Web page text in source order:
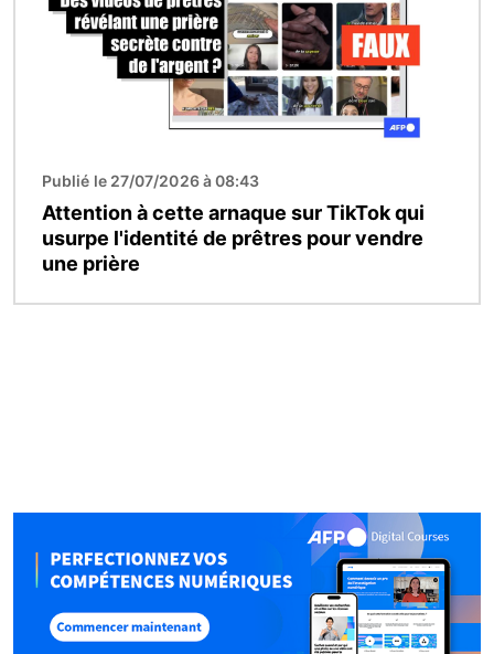
Publié le 27/07/2026 à 08:43
Attention à cette arnaque sur TikTok qui
usurpe l'identité de prêtres pour vendre
une prière